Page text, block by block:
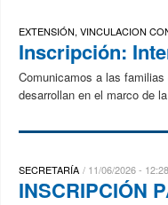
EXTENSIÓN, VINCULACION
Inscripción:
Comunicamos a las
desarrollan en el marco de
SECRETARÍA 11/06/2026 - 12:28
INSCRIPCIÓN